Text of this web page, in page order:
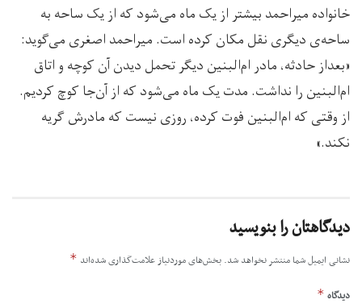
خانواده میراحمد بیشتر از یک ماه می‌شود که از یک ساحه به
ساحه‌ی دیگری نقل مکان کرده‌ است. میراحمد اصغری می‌گوید:
«بعداز حادثه، مادر ‌ام‌البنین دیگر تحمل دیدن آن کوچه و اتاق
ام‌البنین را نداشت. مدت یک ماه می‌شود که از آن‌جا کوچ کردیم.
از وقتی که ام‌البنین فوت کرده، روزی نیست که مادرش گریه
نکند.»
دیدگاهتان را بنویسید
نشانی ایمیل شما منتشر نخواهد شد. بخش‌های موردنیاز علامت‌گذاری شده‌اند *
دیدگاه *